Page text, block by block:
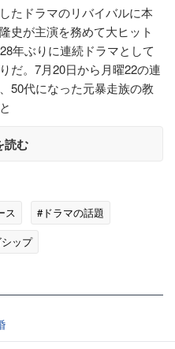
たドラマのリバイバルに本
史が主演を務めて大ヒット
年ぶりに連続ドラマとして
だ。7月20日から月曜22の連
50代になった元暴走族の教
読む
ス
#ドラマの話題
ップ